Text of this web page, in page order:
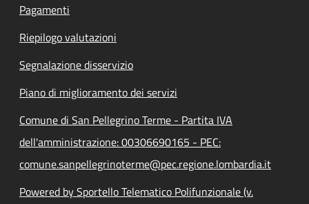
Pagamenti
Riepilogo valutazioni
Segnalazione disservizio
Piano di miglioramento dei servizi
Comune di San Pellegrino Terme - Partita IVA
dell'amministrazione: 00306690165 - PEC:
comune.sanpellegrinoterme@pec.regione.lombardia.it
Powered by Sportello Telematico Polifunzionale (v.